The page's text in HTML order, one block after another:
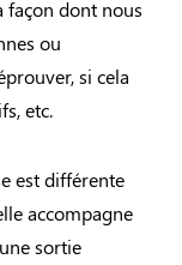
façon dont nous
ou
si cela
etc.
est différente
accompagne
sortie